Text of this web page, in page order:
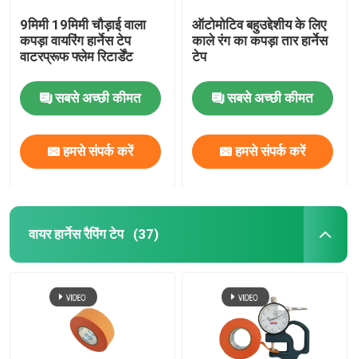
9मिमी 19मिमी चौड़ाई वाला
कपड़ा वायरिंग हार्नेस टेप
वाटरप्रूफ फ्लेम रिटार्डेंट
सबसे अच्छी कीमत
हमसे संपर्क करें
ऑटोमोटिव बहुउद्देशीय के लिए
काले रंग का कपड़ा तार हार्नेस
टेप
सबसे अच्छी कीमत
हमसे संपर्क करें
वायर हार्नेस रैपिंग टेप (37)